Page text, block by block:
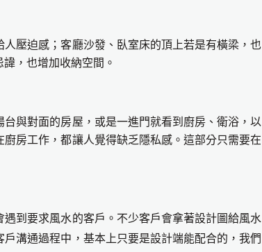
壓迫感；客廳沙發、臥室床的頂上若是有橫梁，也
，也增加收納空間。
與對面的房屋，或是一進門就看到廚房、衛浴，以
房工作，都讓人覺得缺乏隱私感。這部分只需要在
到要求風水的客戶。不少客戶會拿著設計圖給風水
戶溝通過程中，基本上只要是設計端能配合的，我們